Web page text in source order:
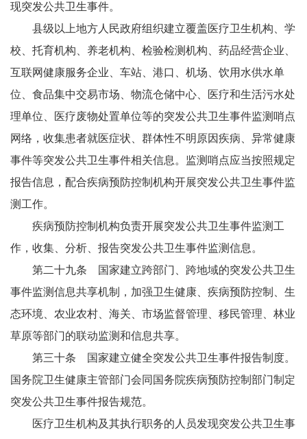
现突发公共卫生事件。
县级以上地方人民政府组织建立覆盖医疗卫生机构、学
校、托育机构、养老机构、检验检测机构、药品经营企业、
互联网健康服务企业、车站、港口、机场、饮用水供水单
位、食品集中交易市场、物流仓储中心、医疗和生活污水处
理单位、医疗废物处置单位等的突发公共卫生事件监测哨点
网络，收集患者就医症状、群体性不明原因疾病、异常健康
事件等突发公共卫生事件相关信息。监测哨点应当按照规定
报告信息，配合疾病预防控制机构开展突发公共卫生事件监
测工作。
疾病预防控制机构负责开展突发公共卫生事件监测工
作，收集、分析、报告突发公共卫生事件监测信息。
第二十九条 国家建立跨部门、跨地域的突发公共卫生
事件监测信息共享机制，加强卫生健康、疾病预防控制、生
态环境、农业农村、海关、市场监督管理、移民管理、林业
草原等部门的联动监测和信息共享。
第三十条 国家建立健全突发公共卫生事件报告制度。
国务院卫生健康主管部门会同国务院疾病预防控制部门制定
突发公共卫生事件报告规范。
医疗卫生机构及其执行职务的人员发现突发公共卫生事